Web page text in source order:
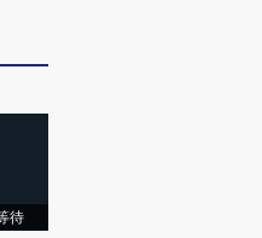
待